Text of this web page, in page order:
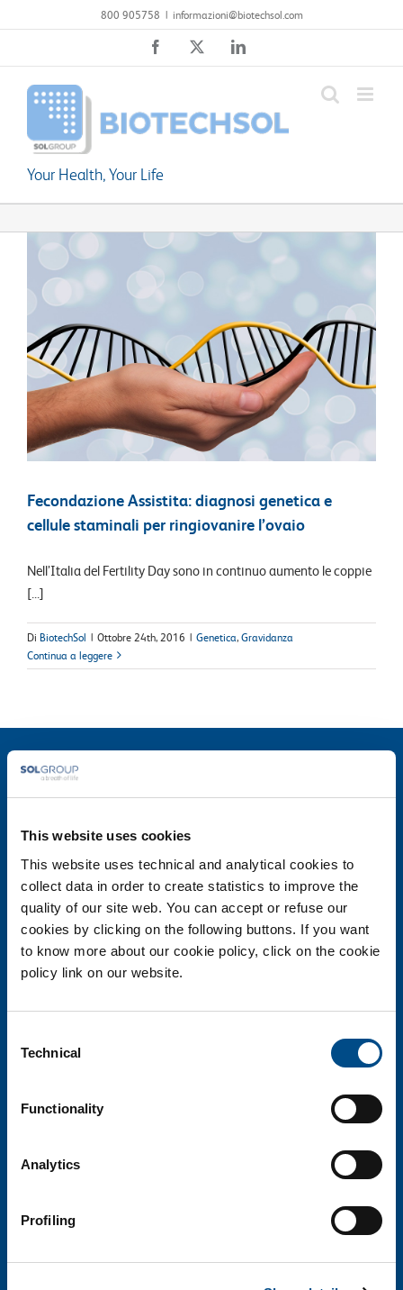
This website uses cookies
This website uses technical and analytical cookies to
collect data in order to create statistics to improve the
quality of our site web. You can accept or refuse our
cookies by clicking on the following buttons. If you want
to know more about our cookie policy, click on the cookie
policy link on our website.
Selection
Technical
Functionality
Analytics
Profiling
al
800 905758 | informazioni@biotechsol.com
Facebook LinkedIn
Your Health, Your Life
Fecondazione Assistita: diagnosi genetica e
cellule staminali per ringiovanire l’ovaio
Nell’Italia del Fertility Day sono in continuo aumento le coppie
[...]
Di BiotechSol | Ottobre 24th, 2016 | Genetica,Gravidanza
Continua a leggere
BIOTECHSOL SRL
T. 800 905758
informazioni@biotechsol.com
Cap. soc. i.v. 110.000 euro - Sede Legale Monza R.E.A. 1863823
Codice fiscale, Partita Iva e Registro imprese Monza e Brianza
06698330963
BiotechSol risponde ai bisogni delle persone fornendo una tecnologia medico-